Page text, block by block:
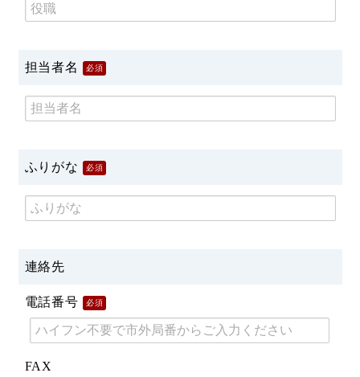
担当者名 必須
ふりがな 必須
連絡先
電話番号 必須
FAX